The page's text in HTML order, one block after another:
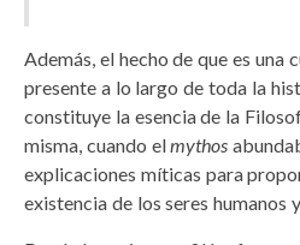
Además, el hecho de que es una
presente a lo largo de toda la
constituye la esencia de la
misma, cuando elmythos
explicaciones míticas para
existencia de los seres humanos